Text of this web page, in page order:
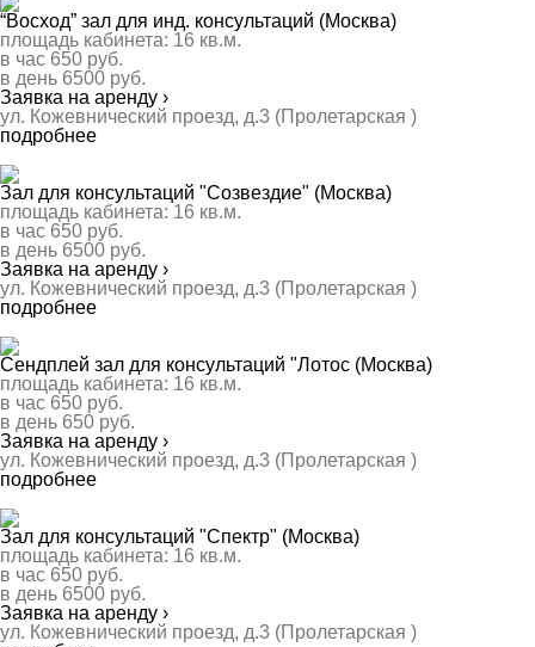
“Восход” зал для инд. консультаций (Москва)
площадь кабинета: 16 кв.м.
в час 650 руб.
в день 6500 руб.
Заявка на аренду ›
ул. Кожевнический проезд, д.3 (Пролетарская )
подробнее
Зал для консультаций "Созвездие" (Москва)
площадь кабинета: 16 кв.м.
в час 650 руб.
в день 6500 руб.
Заявка на аренду ›
ул. Кожевнический проезд, д.3 (Пролетарская )
подробнее
Сендплей зал для консультаций "Лотос (Москва)
площадь кабинета: 16 кв.м.
в час 650 руб.
в день 650 руб.
Заявка на аренду ›
ул. Кожевнический проезд, д.3 (Пролетарская )
подробнее
Зал для консультаций "Спектр" (Москва)
площадь кабинета: 16 кв.м.
в час 650 руб.
в день 6500 руб.
Заявка на аренду ›
ул. Кожевнический проезд, д.3 (Пролетарская )